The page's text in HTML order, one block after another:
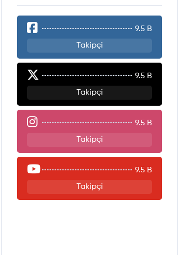
9.5 B
Takipçi
9.5 B
Takipçi
9.5 B
Takipçi
9.5 B
Takipçi